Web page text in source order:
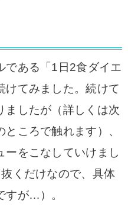
ある「1日2食ダイエ
けてみました。続けて
ましたが（詳しくは次
ころで触れます）、
ーをこなしていけまし
くだけなので、具体
すが…）。